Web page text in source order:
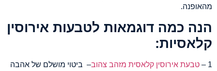
מהאופנה.
הנה כמה דוגמאות לטבעות אירוסין
קלאסיות:
1 – טבעת אירוסין קלאסית מזהב צהוב– ביטוי מושלם של אהבה